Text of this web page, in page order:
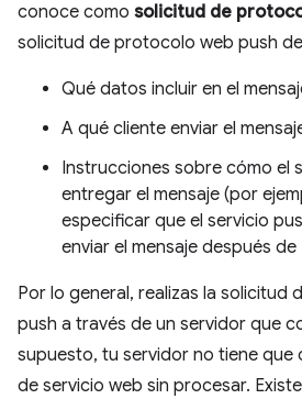
conoce como solicitud de
solicitud de protocolo web push
Qué datos incluir en el
A qué cliente enviar el
Instrucciones sobre cómo el
entregar el mensaje (por
especificar que el servicio
enviar el mensaje después de
Por lo general, realizas la solicitud
push a través de un servidor que
supuesto, tu servidor no tiene que
de servicio web sin procesar.